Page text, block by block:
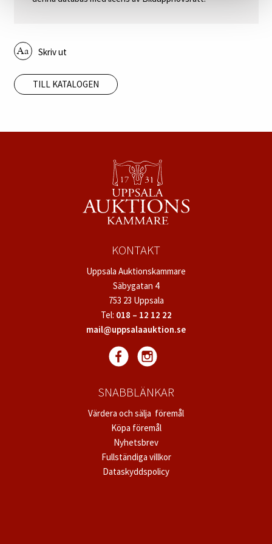
Skriv ut
TILL KATALOGEN
KONTAKT
Uppsala Auktionskammare
Säbygatan 4
753 23 Uppsala
Tel: 018 – 12 12 22
mail@uppsalaauktion.se
SNABBLÄNKAR
Värdera och sälja föremål
Köpa föremål
Nyhetsbrev
Fullständiga villkor
Dataskyddspolicy